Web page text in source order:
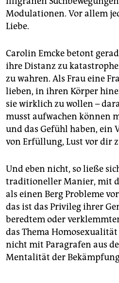
Modulationen. Vor allem
Liebe.
Carolin Emcke betont
ihre Distanz zu
zu wahren. Als Frau eine
lieben, in ihren Körper
sie wirklich zu wollen –
musst aufwachen können
und das Gefühl haben, ein
von Erfüllung, Lust vor dir
Und eben nicht, so ließe
traditioneller Manier, mit
als einen Berg Probleme
das ist das Privileg ihrer
beredtem oder
das Thema
nicht mit Paragrafen aus
Mentalität der